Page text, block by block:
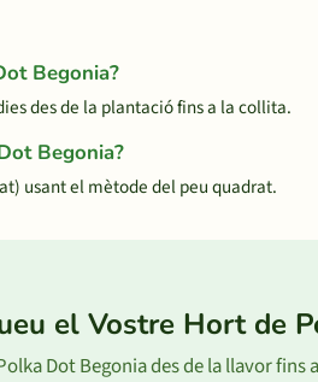
Begonia?
des de la plantació fins a la collita.
Begonia?
usant el mètode del peu quadrat.
el Vostre Hort de
Dot Begonia des de la llavor fins